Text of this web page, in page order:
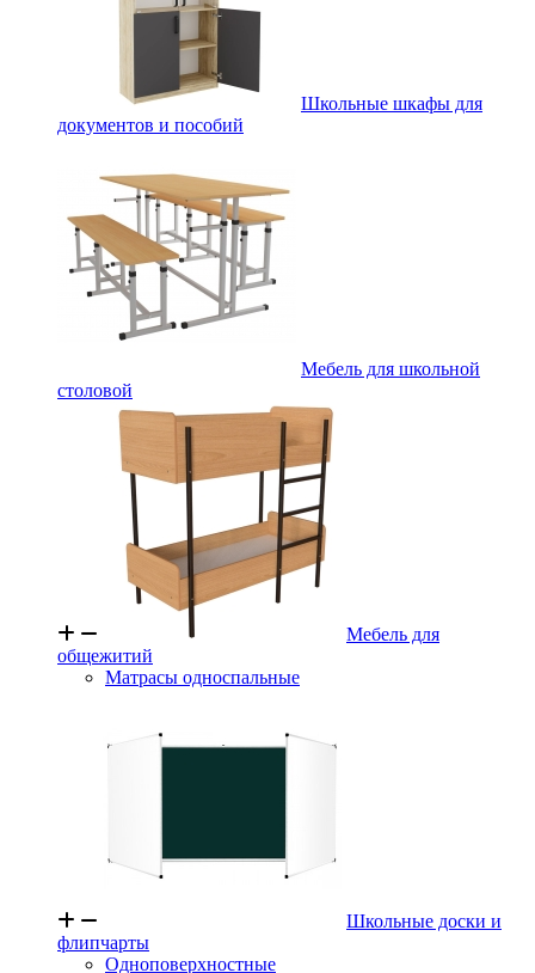
Школьные шкафы для
документов и пособий
Мебель для школьной
столовой
Мебель для
общежитий
Матрасы односпальные
Школьные доски и
флипчарты
Одноповерхностные